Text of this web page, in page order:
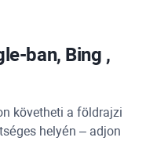
ban, Bing ,
követheti a földrajzi
helyén – adjon